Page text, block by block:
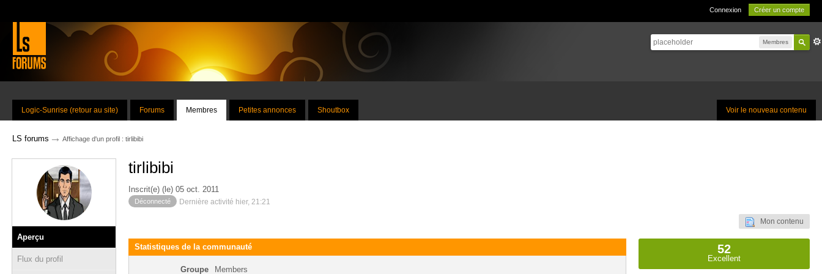
Connexion Créer un compte
Membres
Voir le nouveau contenu
Logic-Sunrise (retour au site) Forums Membres Petites annonces Shoutbox
LS forums → Affichage d'un profil : tirlibibi
Aperçu
Flux du profil
tirlibibi
Inscrit(e) (le) 05 oct. 2011
Déconnecté Dernière activité hier, 21:21
Mon contenu
Statistiques de la communauté
Groupe
Members
52
Excellent